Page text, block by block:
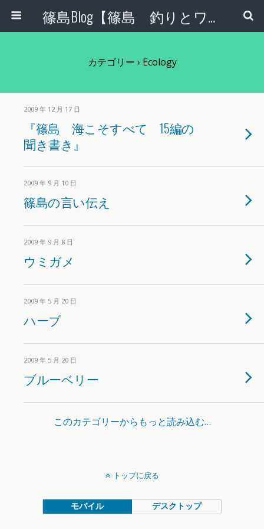
篠島Blog【篠島 釣りとワンコとエコな日々】
カテゴリー › Ecology
2009 年 12 月 17 日
『篠島 海こそすべて 15編の
聞き書き』
2009 年 9 月 10 日
篠島の言い伝え
2009 年 9 月 8 日
ウミガメ
2009 年 5 月 20 日
ハーブ
2009 年 5 月 20 日
ブルーベリー
このカテゴリーからもっと読み込む…
トップに戻る
モバイル デスクトップ